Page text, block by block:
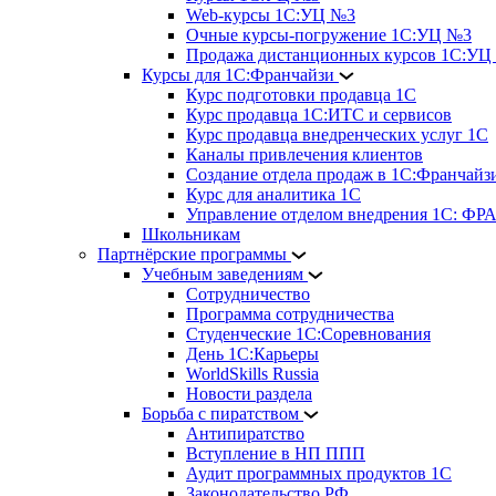
Web-курсы 1С:УЦ №3
Очные курсы-погружение 1С:УЦ №3
Продажа дистанционных курсов
Курсы для 1С:Франчайзи
Курс подготовки продавца 1С
Курс продавца 1С:ИТС и сервисов
Курс продавца внедренческих услуг 1С
Каналы привлечения клиентов
Создание отдела продаж в
Курс для аналитика 1С
Управление отделом внедрения 1С:
Школьникам
Партнёрские программы
Учебным заведениям
Сотрудничество
Программа сотрудничества
Студенческие 1С:Соревнования
День 1С:Карьеры
WorldSkills Russia
Новости раздела
Борьба с пиратством
Антипиратство
Вступление в НП ППП
Аудит программных продуктов 1С